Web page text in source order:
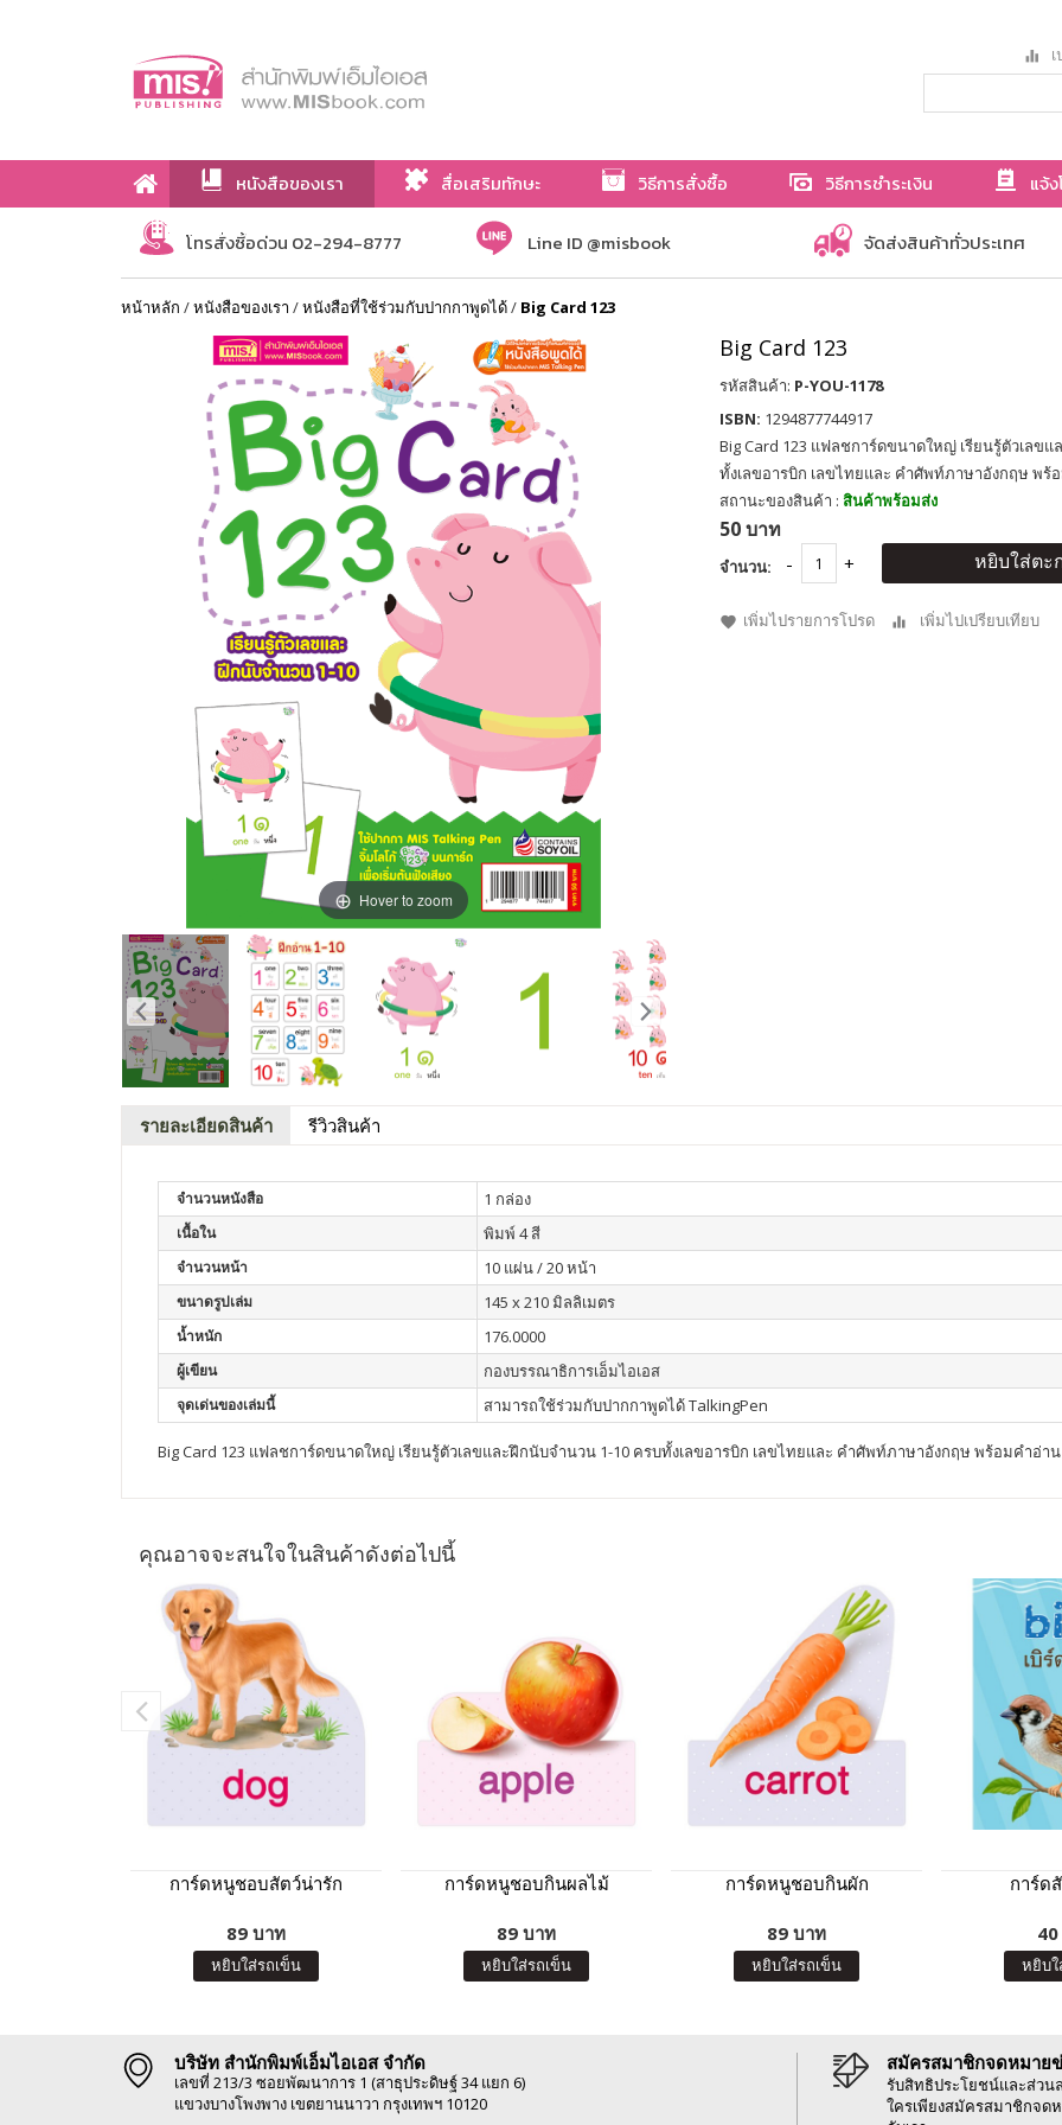
หนังสือของเรา สื่อเสริมทักษะ วิธีการสั่งซื้อ วิธีการชำระเงิน แจ้
เกี่ยวกับเรา
โทรสั่งซื้อด่วน 02-294-8777 Line ID @misbook จัดส่งสินค้าทั่วประเทศ
หน้าหลัก /หนังสือของเรา /หนังสือที่ใช้ร่วมกับปากกาพูดได้/ Big Card 123
Hover to zoom
Big Card 123
รหัสสินค้า: P-YOU-1178
ISBN: 1294877744917
Big Card 123 แฟลชการ์ดขนาดใหญ่ เรียนรู้ตัวเลข
ทั้งเลขอารบิก เลขไทยและ คำศัพท์ภาษาอังกฤษ พร้
สถานะของสินค้า : สินค้าพร้อมส่ง
50 บาท
จำนวน: หยิบใส่ตะ
เพิ่มไปรายการโปรด เพิ่มไปเปรียบเทียบ
รายละเอียดสินค้า รีวิวสินค้า
จำนวนหนังสือ 1 กล่อง
เนื้อใน พิมพ์ 4 สี
จำนวนหน้า 10 แผ่น / 20 หน้า
ขนาดรูปเล่ม 145 x 210 มิลลิเมตร
น้ำหนัก 176.0000
ผู้เขียน กองบรรณาธิการเอ็มไอเอส
จุดเด่นของเล่มนี้ สามารถใช้ร่วมกับปากกาพูดได้ TalkingPen
Big Card 123 แฟลชการ์ดขนาดใหญ่ เรียนรู้ตัวเลขและฝึกนับจำนวน 1-10 ครบทั้งเลขอารบิก เลขไทยและ คำศัพท์ภาษาอังกฤษ พร้อมคำอ่า
คุณอาจจะสนใจในสินค้าดังต่อไปนี้
การ์ดหนูชอบสัตว์น่ารัก
89 บาท
หยิบใส่รถเข็น
การ์ดหนูชอบกินผลไม้
89 บาท
หยิบใส่รถเข็น
การ์ดหนูชอบกินผัก
89 บาท
หยิบใส่รถเข็น
การ์ด
หยิบใ
บริษัท สำนักพิมพ์เอ็มไอเอส จำกัด
เลขที่ 213/3 ซอยพัฒนาการ 1 (สาธุประดิษฐ์ 34 แยก 6)
แขวงบางโพงพาง เขตยานนาวา กรุงเทพฯ 10120
สมัครสมาชิกจดหมาย
รับสิทธิประโยชน์และส่วน
ใครเพียงสมัครสมาชิกจด